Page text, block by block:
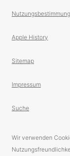
Apple History
Sitemap
Impressum
Suche
Wir verwenden